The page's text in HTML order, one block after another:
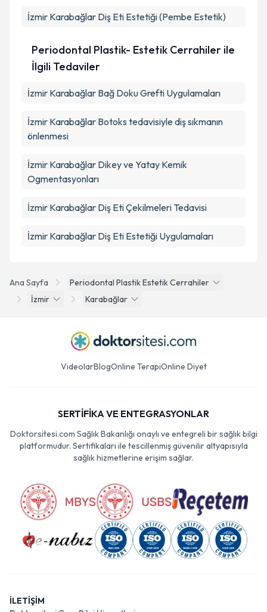
Ana Sayfa
Periodontal Plastik Estetik Cerrahiler
İzmir
Karabağlar
İzmir Karabağlar Diş Eti Estetiği (Pembe Estetik)
Periodontal Plastik- Estetik Cerrahiler ile
İlgili Tedaviler
İzmir Karabağlar Bağ Doku Grefti Uygulamaları
İzmir Karabağlar Botoks tedavisiyle diş sıkmanın
önlenmesi
İzmir Karabağlar Dikey ve Yatay Kemik
Ogmentasyonları
İzmir Karabağlar Diş Eti Çekilmeleri Tedavisi
İzmir Karabağlar Diş Eti Estetiği Uygulamaları
VideolarBlogOnline TerapiOnline Diyet
SERTİFİKA VE ENTEGRASYONLAR
Doktorsitesi.com Sağlık Bakanlığı onaylı ve entegreli bir sağlık bilgi
platformudur. Sertifikaları ile tescillenmiş güvenilir altyapısıyla
sağlık hizmetlerine erişim sağlar.
İLETİŞİM